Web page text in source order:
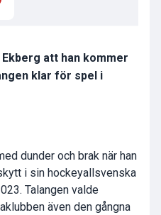
Ekberg att han kommer
klar för spel i
dunder och brak när han
i sin hockeyallsvenska
Talangen valde
även den gångna